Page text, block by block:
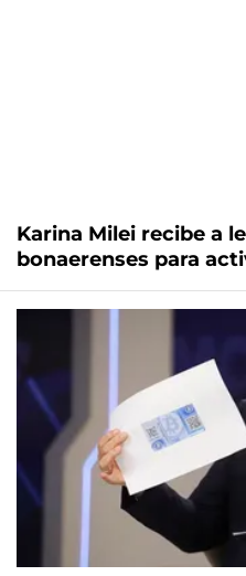
Karina Milei recibe a
bonaerenses para